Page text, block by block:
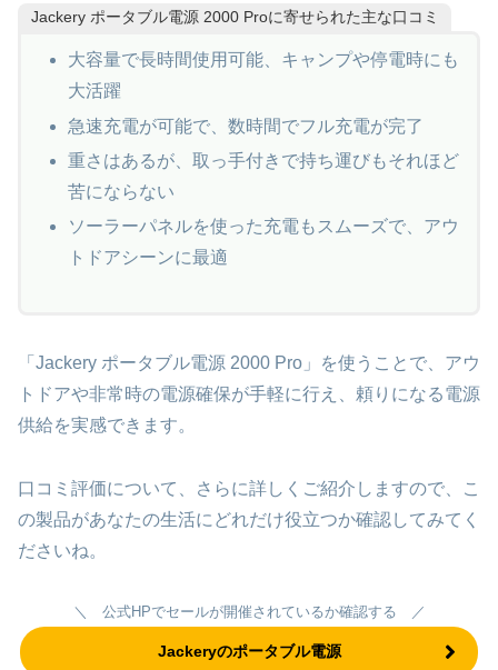
Jackery ポータブル電源 2000 Proに寄せられた主な口コミ
大容量で長時間使用可能、キャンプや停電時にも
大活躍
急速充電が可能で、数時間でフル充電が完了
重さはあるが、取っ手付きで持ち運びもそれほど
苦にならない
ソーラーパネルを使った充電もスムーズで、アウ
トドアシーンに最適
「Jackery ポータブル電源 2000 Pro」を使うことで、アウ
トドアや非常時の電源確保が手軽に行え、頼りになる電源
供給を実感できます。
口コミ評価について、さらに詳しくご紹介しますので、こ
の製品があなたの生活にどれだけ役立つか確認してみてく
ださいね。
＼ 公式HPでセールが開催されているか確認する ／
Jackeryのポータブル電源